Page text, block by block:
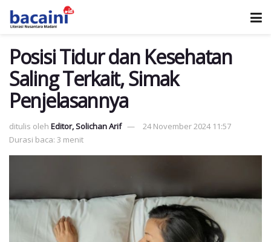
Posisi Tidur dan Kesehatan
Saling Terkait, Simak
Penjelasannya
ditulis oleh Editor, Solichan Arif
24 November 2024 11:57
Durasi baca: 3 menit